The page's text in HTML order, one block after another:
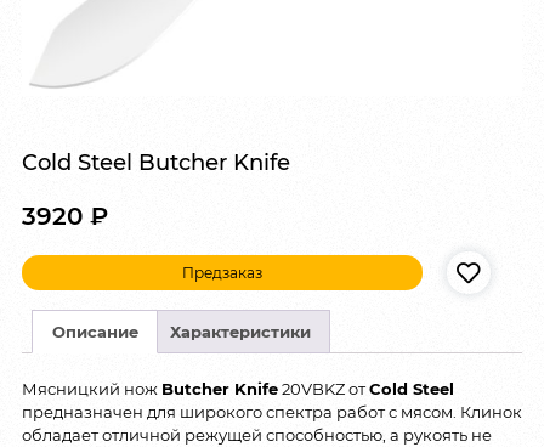
Cold Steel Butcher Knife
3920 ₽
Предзаказ
Описание Характеристики
Мясницкий нож Butcher Knife20VBKZ отCold Steel
предназначен для широкого спектра работ с мясом. Клинок
обладает отличной режущей способностью, а рукоять не